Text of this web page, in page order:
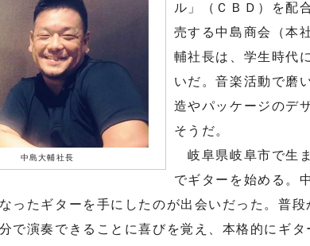
中島大輔社長
ル」（ＣＢＤ）を配
売する中島商会（本
輔社長は、学生時代
いだ。音楽活動で磨
造やパッケージのデ
そうだ。
岐阜県岐阜市で生
でギターを始める。
ったギターを手にしたのが出会いだった。普段
で演奏できることに喜びを覚え、本格的にギタ